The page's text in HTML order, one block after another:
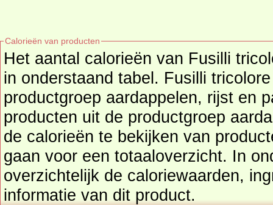
Calorieën van producten
Het aantal calorieën van Fusilli
in onderstaand tabel. Fusilli
productgroep aardappelen, rijst en
producten uit de productgroep
de calorieën te bekijken van
gaan voor een totaaloverzicht. In onderstaand tabel vindt u
overzichtelijk de caloriewaarden, ingrediënten en allergenen
informatie van dit product.